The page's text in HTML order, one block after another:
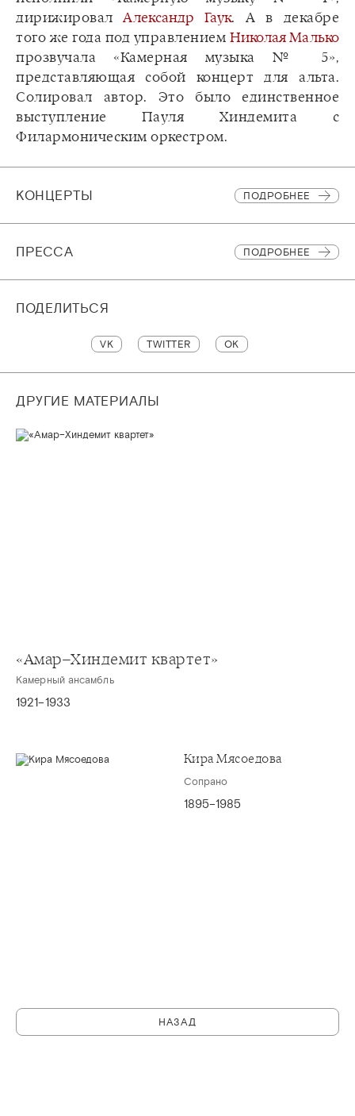
дирижировалАлександр Гаук. А в декабре
того же года под управлением Николая Малько
прозвучала «Камерная музыка № 5»,
представляющая собой концерт для альта.
Солировал автор. Это было единственное
выступление Пауля Хиндемита с
Филармоническим оркестром.
КОНЦЕРТЫ ПОДРОБНЕЕ
ПРЕССА ПОДРОБНЕЕ
ПОДЕЛИТЬСЯ
VK TWITTER OK
ДРУГИЕ МАТЕРИАЛЫ
«Амар–Хиндемит квартет»
Камерный ансамбль
1921–1933
Кира Мясоедова
Сопрано
1895–1985
НАЗАД